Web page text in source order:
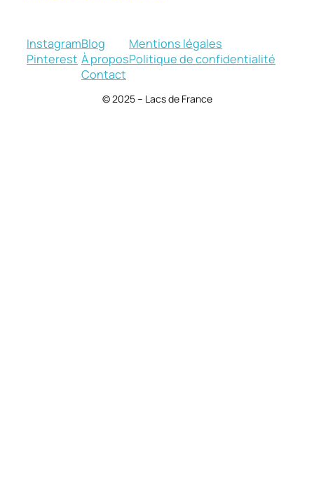
Instagram
Pinterest
Blog
À propos
Contact
Mentions légales
Politique de confidentialité
© 2025 – Lacs de France